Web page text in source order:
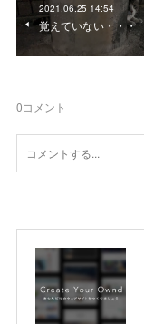
2021.06.25 14:54
覚えていない・・・
0コメント